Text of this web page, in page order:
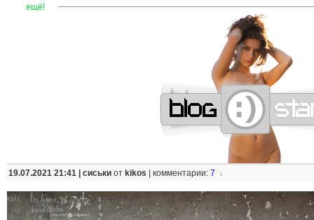
ещё! ——————————————————————
19.07.2021 21:41 | сиськи от kikos комментарии: 7 ↓